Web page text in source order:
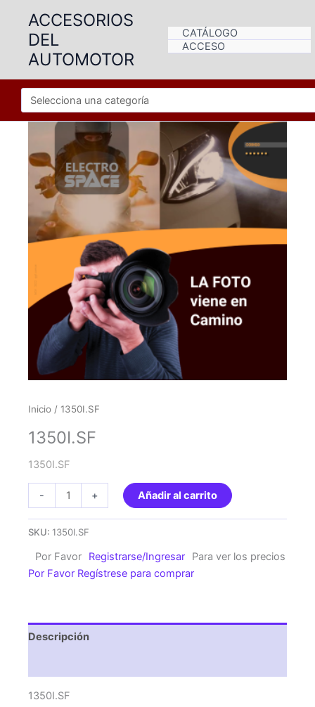
contenido
ACCESORIOS
DEL
AUTOMOTOR
CATÁLOGO
ACCESO
Inicio / 1350I.SF
1350I.SF
1350I.SF
-
1350I.SF
cantidad
+ Añadir al carrito
SKU: 1350I.SF
Por Favor Registrarse/Ingresar
Para ver los precios
Por Favor Regístrese para comprar
Descripción
1350I.SF